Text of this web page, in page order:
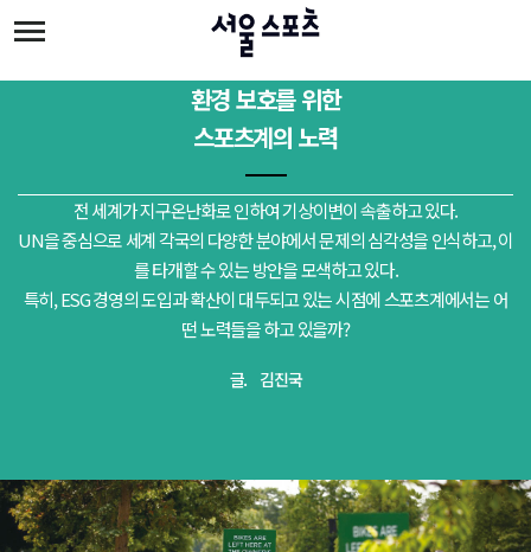
주메뉴 바로가기
본문 바로가기
환경 보호를 위한
스포츠계의 노력
전 세계가 지구온난화로 인하여 기상이변이 속출하고 있다.
UN을 중심으로 세계 각국의 다양한 분야에서 문제의 심각성을 인식하고, 이
를 타개할 수 있는 방안을 모색하고 있다.
특히, ESG 경영의 도입과 확산이 대두되고 있는 시점에 스포츠계에서는 어
떤 노력들을 하고 있을까?
글. 김진국